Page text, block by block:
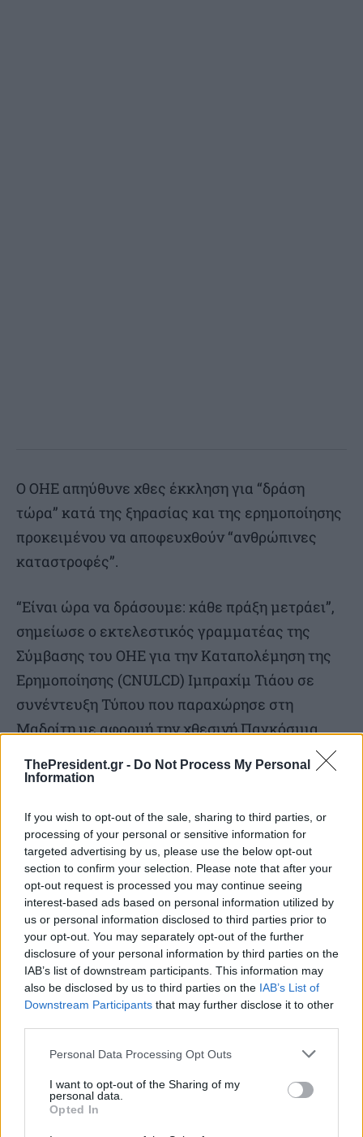
ThePresident.gr - Do Not Process My Personal
Information
If you wish to opt-out of the sale, sharing to third parties, or
processing of your personal or sensitive information for
targeted advertising by us, please use the below opt-out
section to confirm your selection. Please note that after your
opt-out request is processed you may continue seeing
interest-based ads based on personal information utilized by
us or personal information disclosed to third parties prior to
your opt-out. You may separately opt-out of the further
disclosure of your personal information by third parties on the
IAB’s list of downstream participants. This information may
also be disclosed by us to third parties on the IAB’s List of
Downstream Participants that may further disclose it to other
Personal Data Processing Opt Outs
I want to opt-out of the Sharing of my
personal data.
Opted In
Ο ΟΗΕ απηύθυνε χθες έκκληση για “δράση
τώρα” κατά της ξηρασίας και της ερημοποίησης
προκειμένου να αποφευχθούν “ανθρώπινες
καταστροφές”.
“Είναι ώρα να δράσουμε: κάθε πράξη μετράει”,
σημείωσε ο εκτελεστικός γραμματέας της
Σύμβασης του ΟΗΕ για την Καταπολέμηση της
Ερημοποίησης (CNULCD) Ιμπραχίμ Τιάου σε
συνέντευξη Τύπου που παραχώρησε στη
Μαδρίτη με αφορμή την χθεσινή Παγκόσμια
Ξηρασίας.
TAGS Γαλλία Ισπανία Ιταλία Καύσωνας Φωτιά
Διαβάστε επίσης
Σφοδρές πυρκαγιές στη νότια
Ευρώπη, χιλιάδες άνθρωποι
απομακρύνθηκαν
Η Ευρώπη σε συναγερμό για